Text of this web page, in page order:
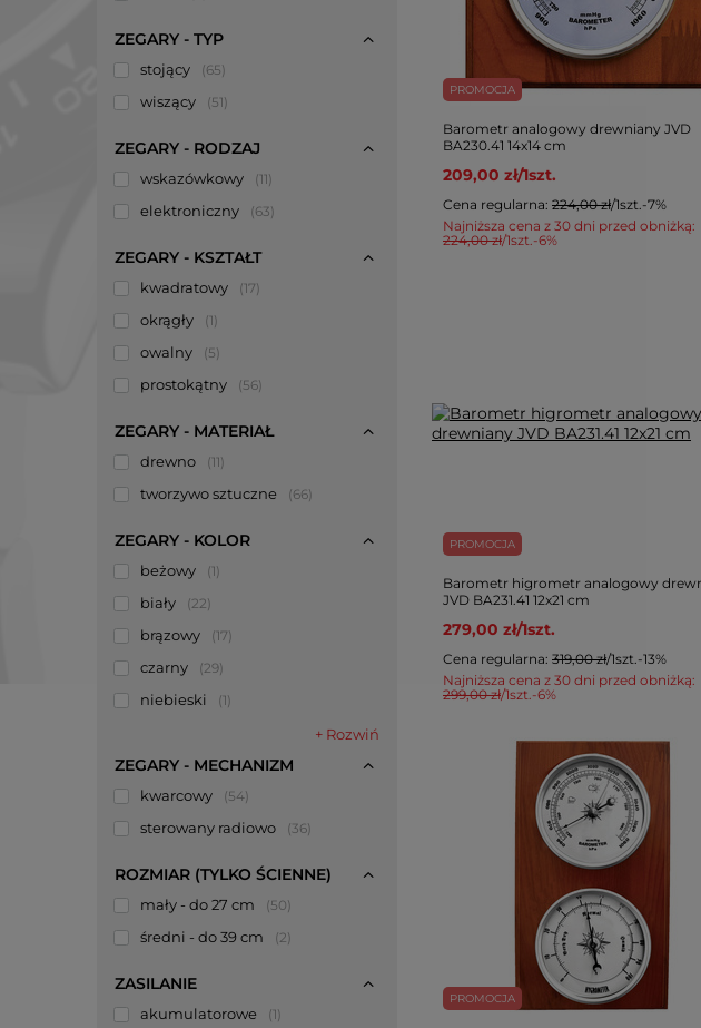
ZEGARY - TYP
stojący 65
wiszący 51
ZEGARY - RODZAJ
wskazówkowy 11
elektroniczny 63
ZEGARY - KSZTAŁT
kwadratowy 17
okrągły 1
owalny 5
prostokątny 56
ZEGARY - MATERIAŁ
drewno 11
tworzywo sztuczne 66
ZEGARY - KOLOR
beżowy 1
biały 22
brązowy 17
czarny 29
niebieski 1
+ Rozwiń
ZEGARY - MECHANIZM
kwarcowy 54
sterowany radiowo 36
ROZMIAR (TYLKO ŚCIENNE)
mały - do 27 cm 50
średni - do 39 cm 2
ZASILANIE
akumulatorowe 1
PROMOCJA
Barometr analogowy drewniany JVD
BA230.41 14x14 cm
209,00 zł/1szt.
Najniższa cena z 30 dni przed obniżką:
224,00 zł/1szt.-6%
Cena regularna: 224,00 zł/1szt.-7%
PROMOCJA
Barometr higrometr analogowy
JVD BA231.41 12x21 cm
279,00 zł/1szt.
Najniższa cena z 30 dni przed obniżką:
299,00 zł/1szt.-6%
Cena regularna: 319,00 zł/1szt.-13%
PROMOCJA